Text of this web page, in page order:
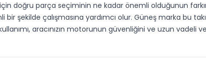
için doğru parça seçiminin ne kadar önemli olduğunun
şekilde çalışmasına yardımcı olur. Güneş marka bu
aracınızın motorunun güvenliğini ve uzun vadeli